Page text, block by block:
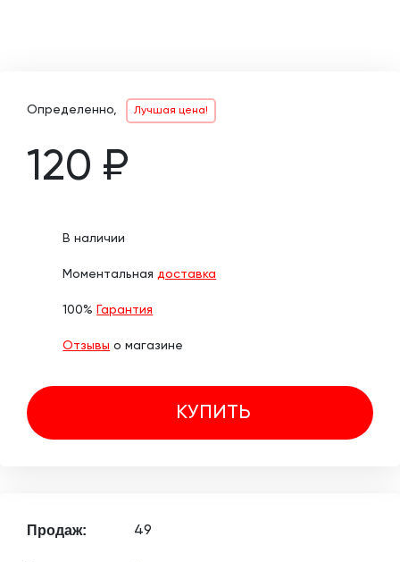
Определенно, Лучшая цена!
120 ₽
В наличии
Моментальнаядоставка
100% Гарантия
Отзывы о магазине
КУПИТЬ
Продаж: 49